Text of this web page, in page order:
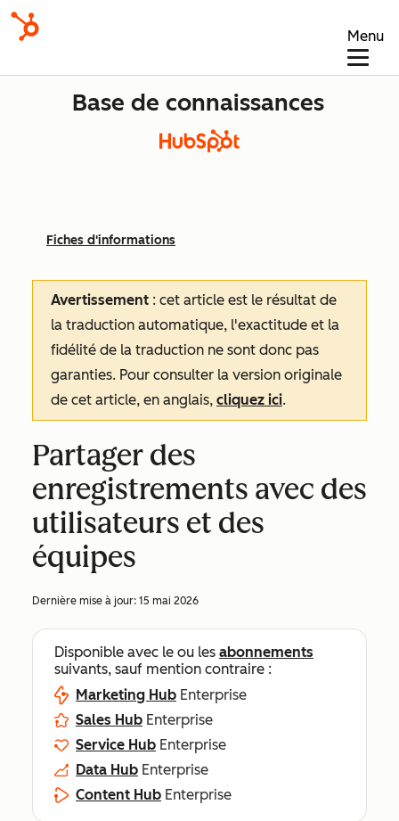
Menu
Base de connaissances
Fiches d'informations
Avertissement : cet article est le résultat de
la traduction automatique, l'exactitude et la
fidélité de la traduction ne sont donc pas
garanties. Pour consulter la version originale
de cet article, en anglais, cliquez ici.
Partager des
enregistrements avec des
utilisateurs et des
équipes
Dernière mise à jour: 15 mai 2026
Disponible avec le ou les abonnements
suivants, sauf mention contraire :
Marketing Hub Enterprise
Sales Hub Enterprise
Service Hub Enterprise
Data Hub Enterprise
Content Hub Enterprise